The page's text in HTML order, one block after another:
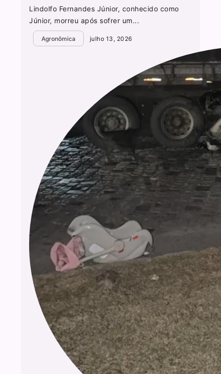
Lindolfo Fernandes Júnior, conhecido como
Júnior, morreu após sofrer um...
Agronômica julho 13, 2026